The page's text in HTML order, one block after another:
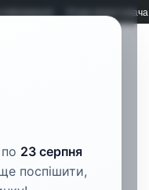
по 23 серпня
поспішити,
Угода користувача